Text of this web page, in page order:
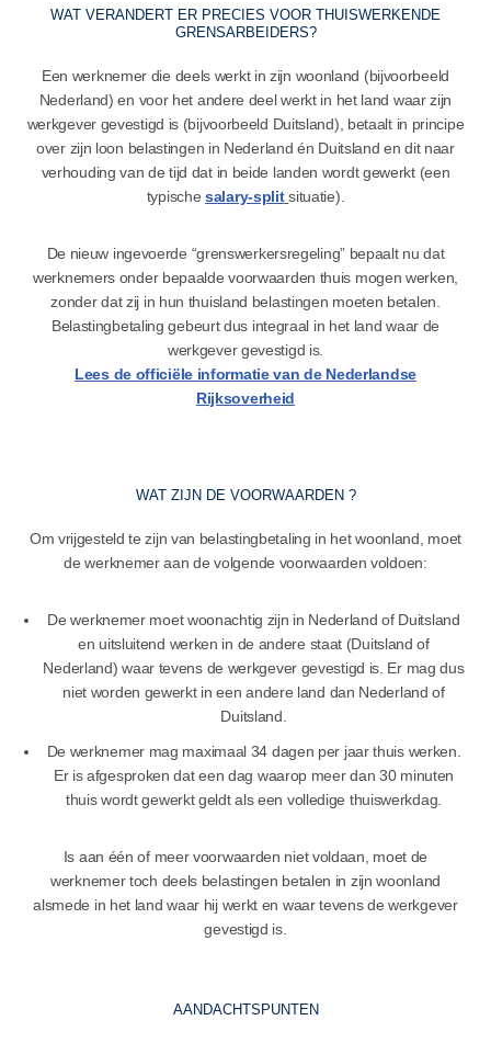
WAT VERANDERT ER PRECIES VOOR THUISWERKENDE
GRENSARBEIDERS?
Een werknemer die deels werkt in zijn woonland (bijvoorbeeld
Nederland) en voor het andere deel werkt in het land waar zijn
werkgever gevestigd is (bijvoorbeeld Duitsland), betaalt in principe
over zijn loon belastingen in Nederland én Duitsland en dit naar
verhouding van de tijd dat in beide landen wordt gewerkt (een
typischesalary-split situatie).
De nieuw ingevoerde “grenswerkersregeling” bepaalt nu dat
werknemers onder bepaalde voorwaarden thuis mogen werken,
zonder dat zij in hun thuisland belastingen moeten betalen.
Belastingbetaling gebeurt dus integraal in het land waar de
werkgever gevestigd is.
Lees de officiële informatie van de Nederlandse
Rijksoverheid
WAT ZIJN DE VOORWAARDEN ?
Om vrijgesteld te zijn van belastingbetaling in het woonland, moet
de werknemer aan de volgende voorwaarden voldoen:
De werknemer moet woonachtig zijn in Nederland of Duitsland
en uitsluitend werken in de andere staat (Duitsland of
Nederland) waar tevens de werkgever gevestigd is. Er mag dus
niet worden gewerkt in een andere land dan Nederland of
Duitsland.
De werknemer mag maximaal 34 dagen per jaar thuis werken.
Er is afgesproken dat een dag waarop meer dan 30 minuten
thuis wordt gewerkt geldt als een volledige thuiswerkdag.
Is aan één of meer voorwaarden niet voldaan, moet de
werknemer toch deels belastingen betalen in zijn woonland
alsmede in het land waar hij werkt en waar tevens de werkgever
gevestigd is.
AANDACHTSPUNTEN